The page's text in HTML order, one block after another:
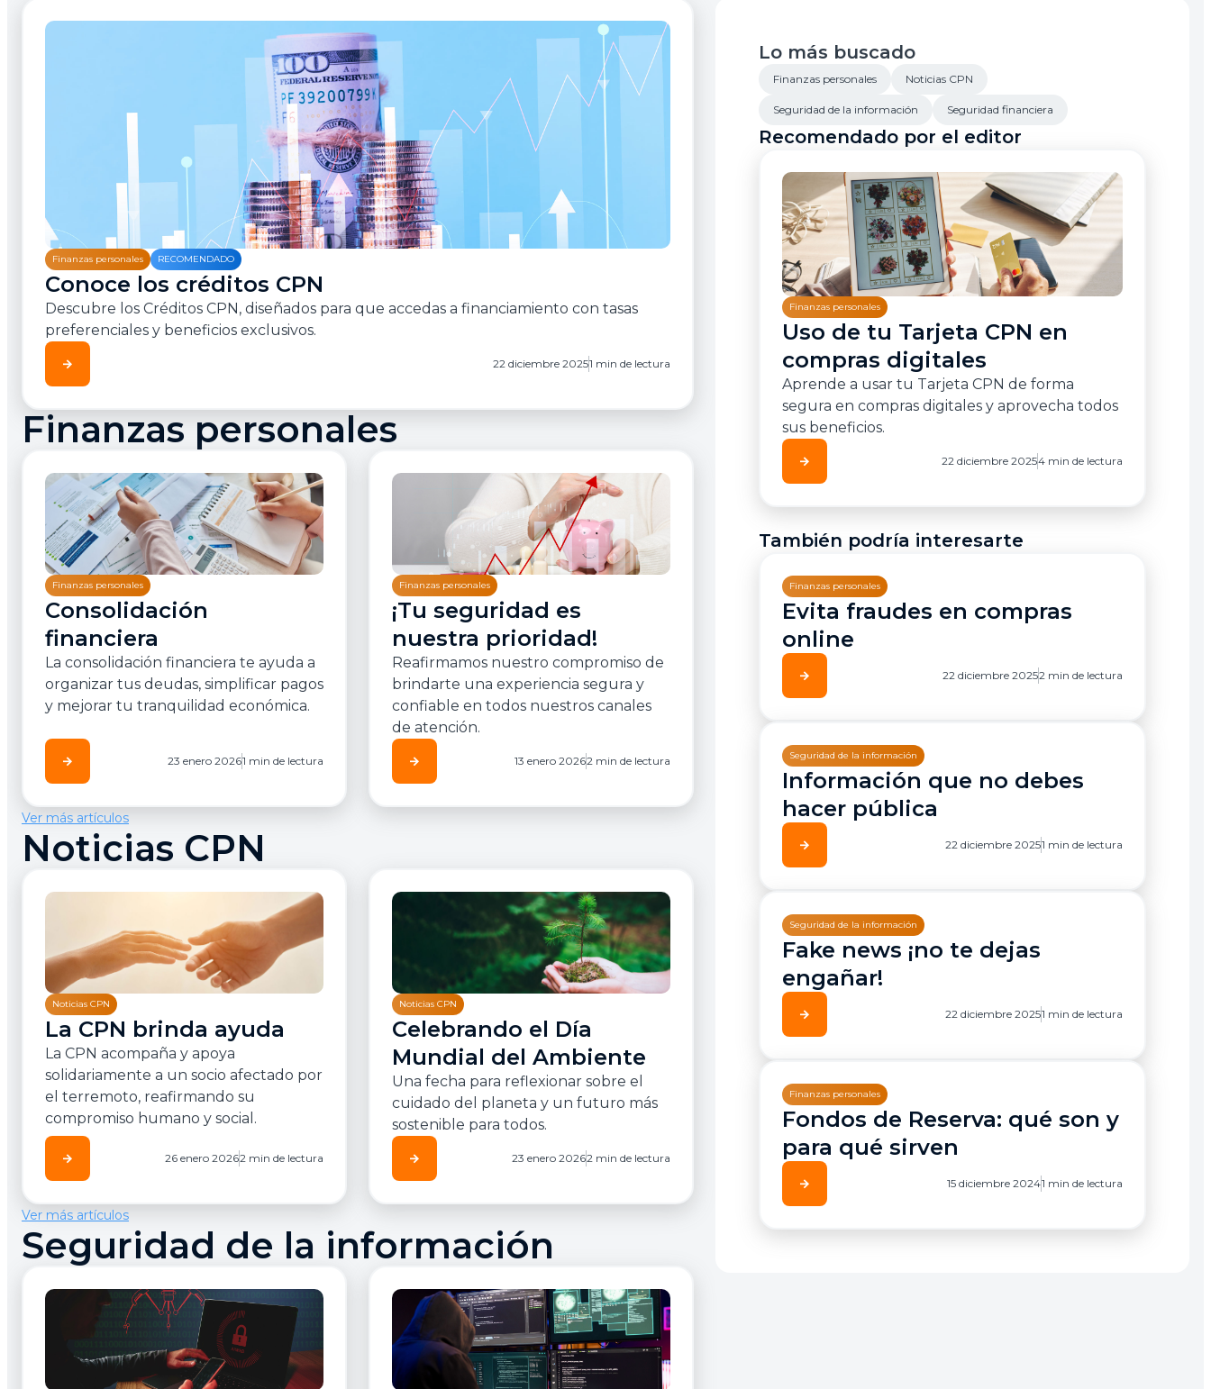
Finanzas personales RECOMENDADO
Conoce los créditos CPN
Descubre los Créditos CPN, diseñados para que accedas a financiamiento con tasas
preferenciales y beneficios exclusivos.
arrow_forward 22 diciembre 20251 min de lectura
Finanzas personales
Finanzas personales
Consolidación
financiera
La consolidación financiera te ayuda a
organizar tus deudas, simplificar pagos
y mejorar tu tranquilidad económica.
arrow_forward 23 enero 20261 min de lectura
Finanzas personales
¡Tu seguridad es
nuestra prioridad!
Reafirmamos nuestro compromiso de
brindarte una experiencia segura y
confiable en todos nuestros canales
de atención.
arrow_forward 13 enero 20262 min de lectura
Ver más artículos
Noticias CPN
Noticias CPN
La CPN brinda ayuda
La CPN acompaña y apoya
solidariamente a un socio afectado por
el terremoto, reafirmando su
compromiso humano y social.
arrow_forward 26 enero 20262 min de lectura
Noticias CPN
Celebrando el Día
Mundial del Ambiente
Una fecha para reflexionar sobre el
cuidado del planeta y un futuro más
sostenible para todos.
arrow_forward 23 enero 20262 min de lectura
Ver más artículos
Seguridad de la información
Lo más buscado
Finanzas personales Noticias CPN
Seguridad de la información Seguridad financiera
Recomendado por el editor
Finanzas personales
Uso de tu Tarjeta CPN en
compras digitales
Aprende a usar tu Tarjeta CPN de forma
segura en compras digitales y aprovecha todos
sus beneficios.
arrow_forward 22 diciembre 20254 min de lectura
También podría interesarte
Finanzas personales
Evita fraudes en compras
online
arrow_forward 22 diciembre 20252 min de lectura
Seguridad de la información
Información que no debes
hacer pública
arrow_forward 22 diciembre 20251 min de lectura
Seguridad de la información
Fake news ¡no te dejas
engañar!
arrow_forward 22 diciembre 20251 min de lectura
Finanzas personales
Fondos de Reserva: qué son y
para qué sirven
arrow_forward 15 diciembre 20241 min de lectura